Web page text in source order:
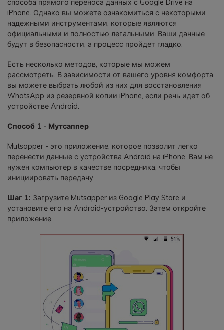
iPhone. Однако вы можете ознакомиться с некоторыми
надежными инструментами, которые являются
официальными и полностью легальными. Ваши данные
будут в безопасности, а процесс пройдет гладко.
Есть несколько методов, которые мы можем
рассмотреть. В зависимости от вашего уровня комфорта,
вы можете выбрать любой из них для восстановления
WhatsApp из резервной копии iPhone, если речь идет об
устройстве Android.
Способ 1 - Мутсаппер
Mutsapper - это приложение, которое позволит легко
перенести данные с устройства Android на iPhone. Вам не
нужен компьютер в качестве посредника, чтобы
инициировать передачу.
Шаг 1: Загрузите Mutsapper из Google Play Store и
установите его на Android-устройство. Затем откройте
приложение.